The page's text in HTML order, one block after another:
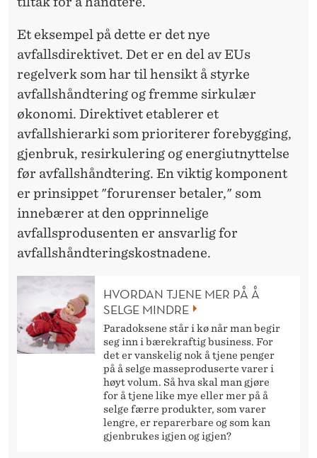
Et eksempel på dette er det nye
avfallsdirektivet. Det er en del av EUs
regelverk som har til hensikt å styrke
avfallshåndtering og fremme sirkulær
økonomi. Direktivet etablerer et
avfallshierarki som prioriterer forebygging,
gjenbruk, resirkulering og energiutnyttelse
før avfallshåndtering. En viktig komponent
er prinsippet "forurenser betaler," som
innebærer at den opprinnelige
avfallsprodusenten er ansvarlig for
avfallshåndteringskostnadene.
HVORDAN TJENE MER PÅ Å
SELGE MINDRE
Paradoksene står i kø når man begir
seg inn i bærekraftig business. For
det er vanskelig nok å tjene penger
på å selge masseproduserte varer i
høyt volum. Så hva skal man gjøre
for å tjene like mye eller mer på å
selge færre produkter, som varer
lengre, er reparerbare og som kan
gjenbrukes igjen og igjen?